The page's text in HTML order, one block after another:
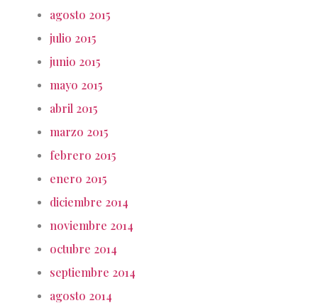
agosto 2015
julio 2015
junio 2015
mayo 2015
abril 2015
marzo 2015
febrero 2015
enero 2015
diciembre 2014
noviembre 2014
octubre 2014
septiembre 2014
agosto 2014